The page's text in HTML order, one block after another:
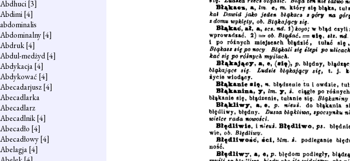
Abdhuci[3]
Abdimi[4]
abdominalis
Abdominalny[4]
Abdruk[4]
Abdul-medżyd[4]
Abdykacja[4]
Abdykować [4]
Abecadarjusz[4]
Abecadlarka
Abecadlarz
Abecadlnik[4]
Abecadło [4]
Abecadłowy[4]
Abelagja[4]